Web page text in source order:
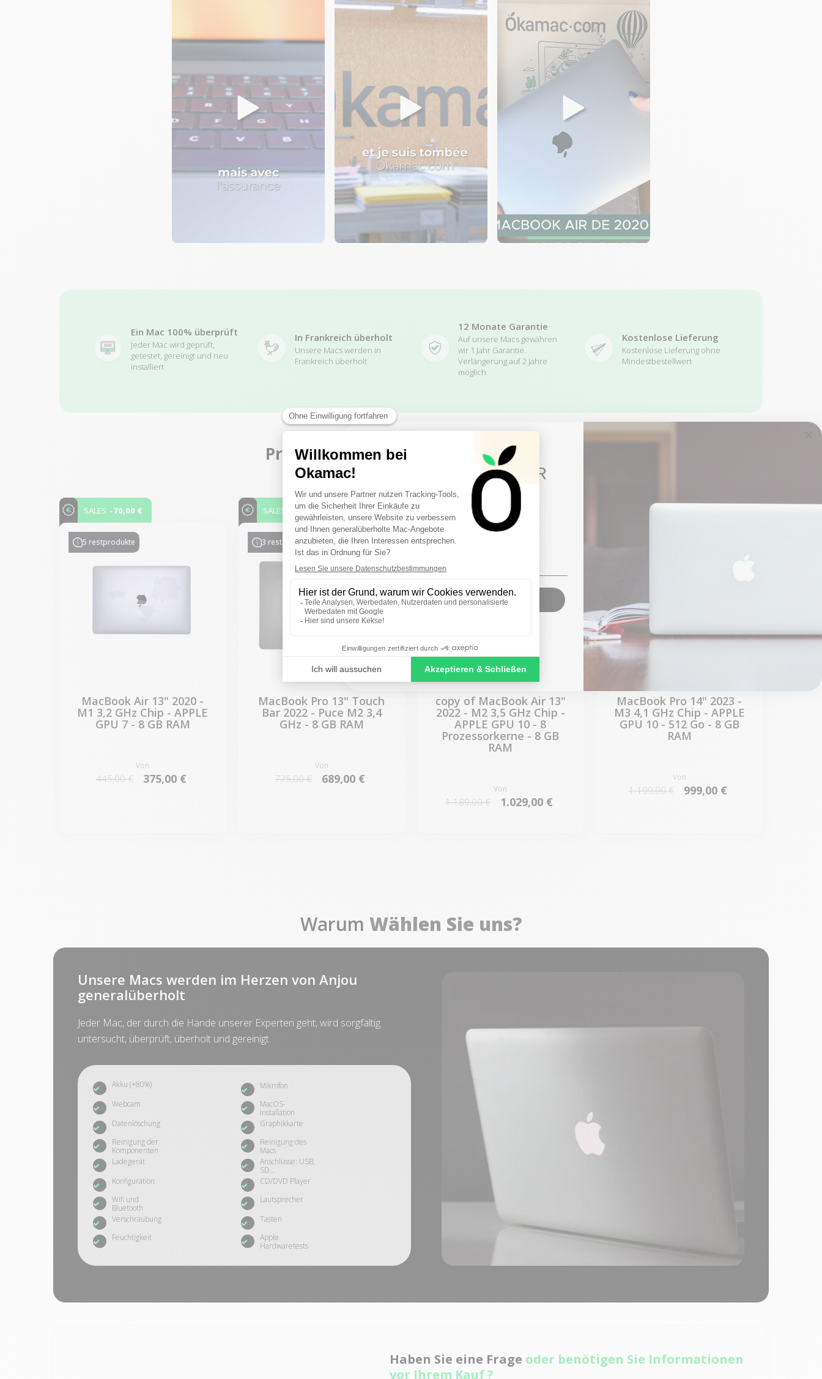
Ein Mac 100% überprüft
Jeder Mac wird geprüft,
getestet, gereinigt und neu
installiert
In Frankreich überholt
Unsere Macs werden in
Frankreich überholt
12 Monate Garantie
Auf unsere Macs gewähren
wir 1 Jahr Garantie.
Verlängerung auf 2 Jahre
möglich
Kostenlose Lieferung
Kostenlose Lieferung ohne
Mindestbestellwert
Produkte in derderselben Kategorie
Unsere ähnlichen Produkte
SALES -70,00 €
5 restprodukte
MacBook Air 13" 2020 -
M1 3,2 GHz Chip - APPLE
GPU 7 - 8 GB RAM
Von
445,00 € 375,00 €
SALES -86,00 €
3 restprodukte
MacBook Pro 13" Touch
Bar 2022 - Puce M2 3,4
GHz - 8 GB RAM
Von
775,00 € 689,00 €
-160,00 €
2 restprodukte
copy of MacBook Air 13"
2022 - M2 3,5 GHz Chip -
APPLE GPU 10 - 8
Prozessorkerne - 8 GB
RAM
Von
1.189,00 € 1.029,00 €
-200,00 €
MacBook Pro 14" 2023 -
M3 4,1 GHz Chip - APPLE
GPU 10 - 512 Go - 8 GB
RAM
Von
1.199,00 € 999,00 €
Warum Wählen Sie uns?
Unsere Macs werden im Herzen von Anjou
generalüberholt
Jeder Mac, der durch die Hände unserer Experten geht, wird sorgfältig
untersucht, überprüft, überholt und gereinigt.
Akku (+80%)
Mikrofon
Webcam
MacOS-
Installation
Datenlöschung
Graphikkarte
Reinigung der
Komponenten
Reinigung des
Macs
Ladegerät
Anschlüsse: USB,
SD...
Konfiguration
CD/DVD Player
Wifi und
Bluetooth
Lautsprecher
Verschraubung
Tasten
Feuchtigkeit
Apple
Hardwaretests
Haben Sie eine Frage oder benötigen Sie Informationen
vor Ihrem Kauf ?
10€ FREE ON YOUR
FIRST ORDER
Sign up to receive your discount.
SIGN ME UP!